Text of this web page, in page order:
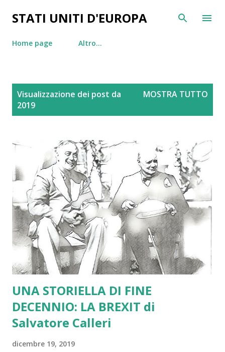
Passa ai contenuti principali
STATI UNITI D'EUROPA
Home page Altro…
Visualizzazione dei post da
2019
MOSTRA TUTTO
UNA STORIELLA DI FINE
DECENNIO: LA BREXIT di
Salvatore Calleri
dicembre 19, 2019